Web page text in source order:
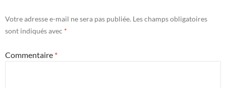
Votre adresse e-mail ne sera pas publiée. Les champs obligatoires
sont indiqués avec *
Commentaire *